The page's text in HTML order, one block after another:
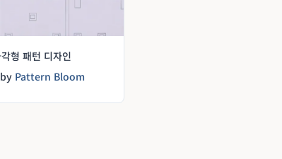
형 패턴 디자인
Pattern Bloom